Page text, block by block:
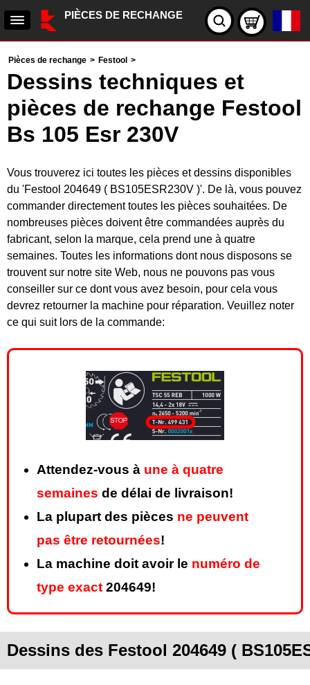
PIÈCES DE RECHANGE
Pièces de rechange > Festool >
Dessins techniques et
pièces de rechange Festool
Bs 105 Esr 230V
Vous trouverez ici toutes les pièces et dessins disponibles
du 'Festool 204649 ( BS105ESR230V )'. De là, vous pouvez
commander directement toutes les pièces souhaitées. De
nombreuses pièces doivent être commandées auprès du
fabricant, selon la marque, cela prend une à quatre
semaines. Toutes les informations dont nous disposons se
trouvent sur notre site Web, nous ne pouvons pas vous
conseiller sur ce dont vous avez besoin, pour cela vous
devrez retourner la machine pour réparation. Veuillez noter
ce qui suit lors de la commande:
Attendez-vous à une à quatre
semaines de délai de livraison!
La plupart des pièces ne peuvent
pas être retournées!
La machine doit avoir le numéro de
type exact 204649!
Dessins des Festool 204649 (